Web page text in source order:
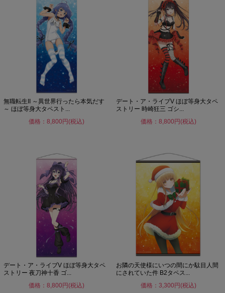
無職転生II ～異世界行ったら本気だす
～ ほぼ等身大タペスト...
価格：8,800円(税込)
デート・ア・ライブV ほぼ等身大タペ
ストリー 時崎狂三 ゴシ...
価格：8,800円(税込)
デート・ア・ライブV ほぼ等身大タペ
ストリー 夜刀神十香 ゴ...
価格：8,800円(税込)
お隣の天使様にいつの間にか駄目人間
にされていた件 B2タペス...
価格：3,300円(税込)